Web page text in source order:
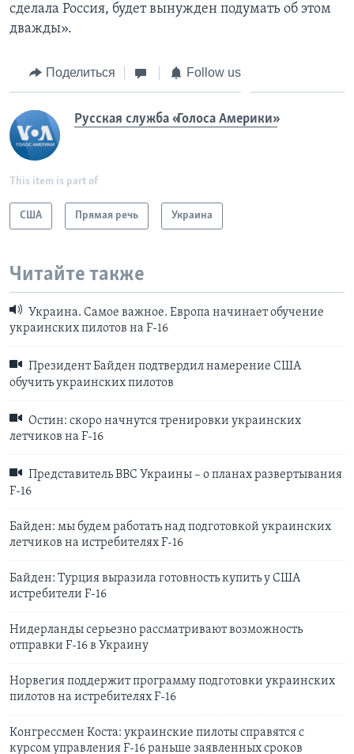
сделала Россия, будет вынужден подумать об этом
дважды».
Поделиться Follow us
Русская служба «Голоса Америки»
This item is part of
США Прямая речь Украина
Читайте также
Украина. Самое важное. Европа начинает обучение
украинских пилотов на F-16
Президент Байден подтвердил намерение США
обучить украинских пилотов
Остин: скоро начнутся тренировки украинских
летчиков на F-16
Представитель ВВС Украины – о планах развертывания
F-16
Байден: мы будем работать над подготовкой украинских
летчиков на истребителях F-16
Байден: Турция выразила готовность купить у США
истребители F-16
Нидерланды серьезно рассматривают возможность
отправки F-16 в Украину
Норвегия поддержит программу подготовки украинских
пилотов на истребителях F-16
Конгрессмен Коста: украинские пилоты справятся с
курсом управления F-16 раньше заявленных сроков